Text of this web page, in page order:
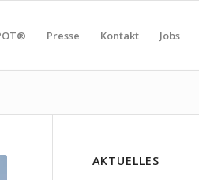
Presse Kontakt Jobs
AKTUELLES